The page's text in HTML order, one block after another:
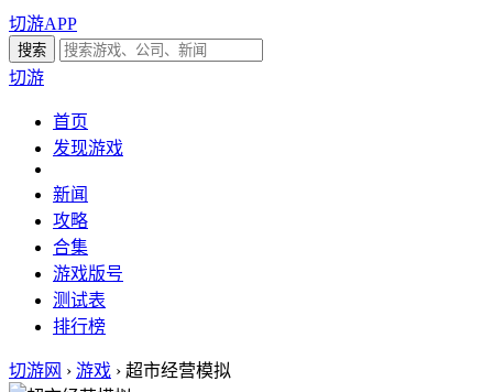
切游APP
切游
首页
发现游戏
新闻
攻略
合集
游戏版号
测试表
排行榜
切游网 › 游戏 › 超市经营模拟